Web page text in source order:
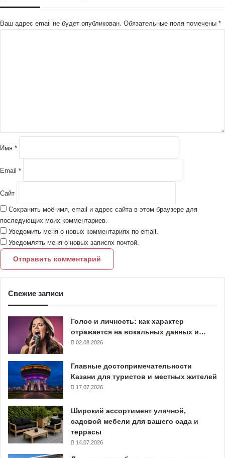
Ваш адрес email не будет опубликован. Обязательные поля помечены *
и
йИмя *
Email *
Сайт
Сохранить моё имя, email и адрес сайта в этом браузере для
последующих моих комментариев.
Уведомить меня о новых комментариях по email.
Уведомлять меня о новых записях почтой.
Свежие записи
Голос и личность: как характер
отражается на вокальных данных и…
02.08.2026
Главные достопримечательности
Казани для туристов и местных жителей
17.07.2026
Широкий ассортимент уличной,
садовой мебели для вашего сада и
террасы
14.07.2026